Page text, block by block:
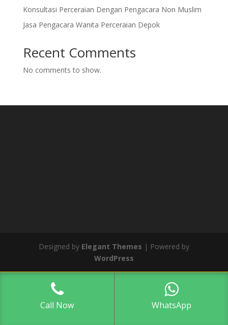
Konsultasi Perceraian Dengan Pengacara Non Muslim
Jasa Pengacara Wanita Perceraian Depok
Recent Comments
No comments to show.
Designed by Elegant Themes | Powered by
WordPress
Call Now WhatsApp